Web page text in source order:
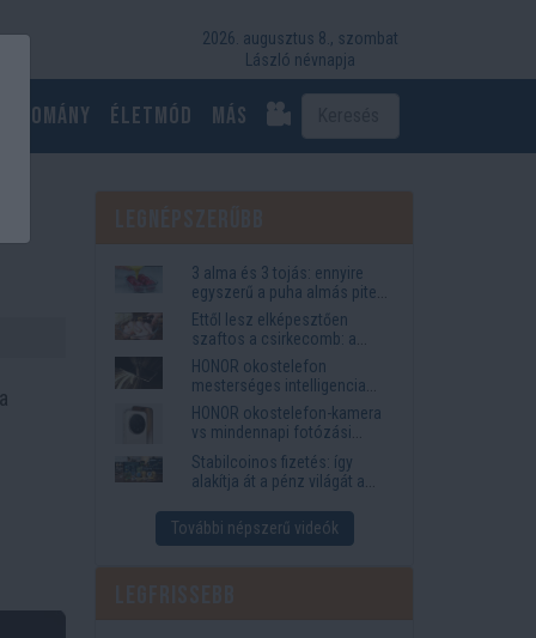
2026. augusztus 8., szombat
László névnapja
Életmód más
3 alma és 3 tojás: ennyire
egyszerű a puha almás pite
titka
Ettől lesz elképesztően
szaftos a csirkecomb: a
sörös pác a titok
HONOR okostelefon
mesterséges intelligencia
funkciók, amelyek
megkönnyítik az életet
HONOR okostelefon-kamera
vs mindennapi fotózási
igények
Stabilcoinos fizetés: így
alakítja át a pénz világát a
Western Union
További népszerű videók